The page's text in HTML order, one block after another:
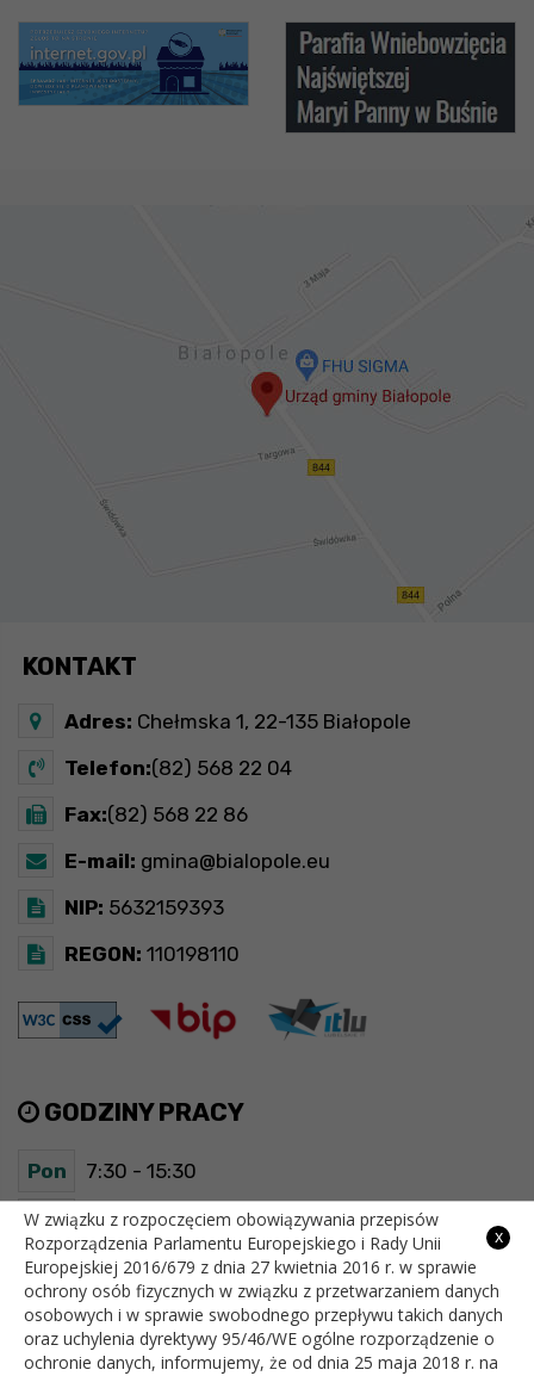
KONTAKT
Adres: Chełmska 1, 22-135 Białopole
Telefon:(82) 568 22 04
Fax:(82) 568 22 86
E-mail: gmina@bialopole.eu
NIP: 5632159393
REGON: 110198110
GODZINY PRACY
Pon 7:30 - 15:30
Wt 7:30 - 15:30
Śr 7:30 - 15:30
Czw 7:30 - 15:30
Pt 7:30 - 15:30
x
W związku z rozpoczęciem obowiązywania przepisów
Rozporządzenia Parlamentu Europejskiego i Rady Unii
Europejskiej 2016/679 z dnia 27 kwietnia 2016 r. w sprawie
ochrony osób fizycznych w związku z przetwarzaniem danych
osobowych i w sprawie swobodnego przepływu takich danych
oraz uchylenia dyrektywy 95/46/WE ogólne rozporządzenie o
ochronie danych, informujemy, że od dnia 25 maja 2018 r. na